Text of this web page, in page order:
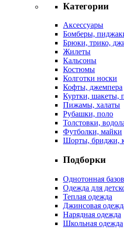
Категории
Аксессуары
Бомберы,
Брюки, трико,
Жилеты
Кальсоны
Костюмы
Колготки носки
Кофты, джемпера
Куртки, шакеты,
Пижамы, халаты
Рубашки, поло
Толстовки,
Футболки, майки
Шорты, бриджи,
Подборки
Однотонная
Одежда для
Теплая одежда
Джинсовая
Нарядная одежда
Школьная одежда